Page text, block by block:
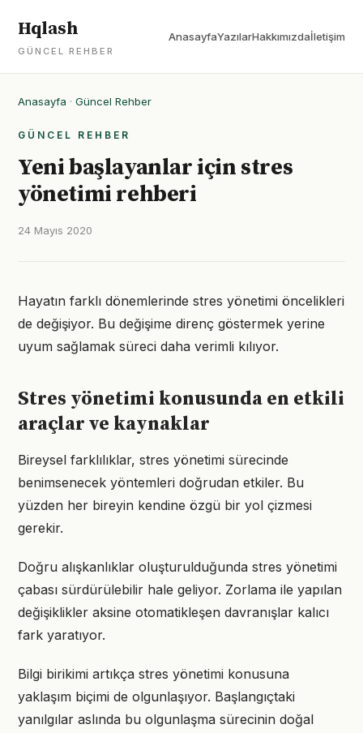
Hqlash
GÜNCEL REHBER
AnasayfaYazılarHakkımızdaİletişim
Anasayfa · Güncel Rehber
GÜNCEL REHBER
Yeni başlayanlar için stres
yönetimi rehberi
24 Mayıs 2020
Hayatın farklı dönemlerinde stres yönetimi öncelikleri
de değişiyor. Bu değişime direnç göstermek yerine
uyum sağlamak süreci daha verimli kılıyor.
Stres yönetimi konusunda en etkili
araçlar ve kaynaklar
Bireysel farklılıklar, stres yönetimi sürecinde
benimsenecek yöntemleri doğrudan etkiler. Bu
yüzden her bireyin kendine özgü bir yol çizmesi
gerekir.
Doğru alışkanlıklar oluşturulduğunda stres yönetimi
çabası sürdürülebilir hale geliyor. Zorlama ile yapılan
değişiklikler aksine otomatikleşen davranışlar kalıcı
fark yaratıyor.
Bilgi birikimi artıkça stres yönetimi konusuna
yaklaşım biçimi de olgunlaşıyor. Başlangıçtaki
yanılgılar aslında bu olgunlaşma sürecinin doğal